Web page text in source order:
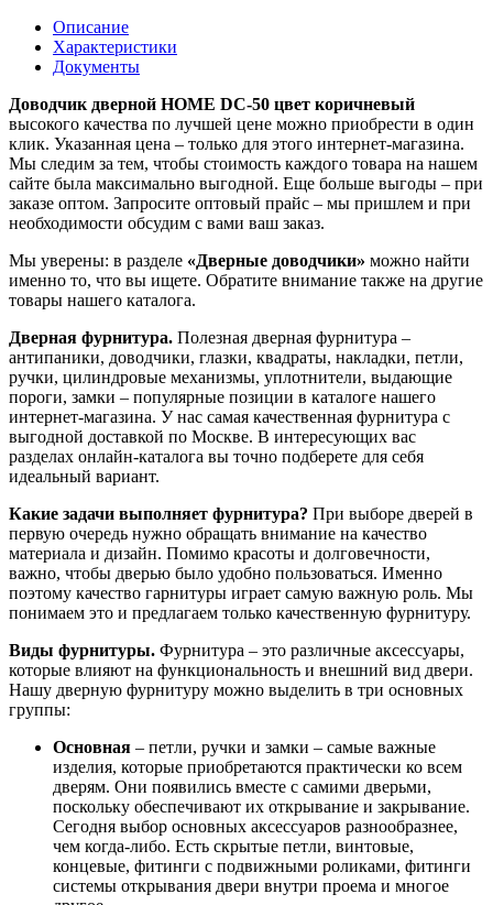
Описание
Характеристики
Документы
Доводчик дверной НОМЕ DC-50 цвет коричневый
высокого качества по лучшей цене можно приобрести в один
клик. Указанная цена – только для этого интернет-магазина.
Мы следим за тем, чтобы стоимость каждого товара на нашем
сайте была максимально выгодной. Еще больше выгоды – при
заказе оптом. Запросите оптовый прайс – мы пришлем и при
необходимости обсудим с вами ваш заказ.
Мы уверены: в разделе «Дверные доводчики» можно найти
именно то, что вы ищете. Обратите внимание также на другие
товары нашего каталога.
Дверная фурнитура. Полезная дверная фурнитура –
антипаники, доводчики, глазки, квадраты, накладки, петли,
ручки, цилиндровые механизмы, уплотнители, выдающие
пороги, замки – популярные позиции в каталоге нашего
интернет-магазина. У нас самая качественная фурнитура с
выгодной доставкой по Москве. В интересующих вас
разделах онлайн-каталога вы точно подберете для себя
идеальный вариант.
Какие задачи выполняет фурнитура? При выборе дверей в
первую очередь нужно обращать внимание на качество
материала и дизайн. Помимо красоты и долговечности,
важно, чтобы дверью было удобно пользоваться. Именно
поэтому качество гарнитуры играет самую важную роль. Мы
понимаем это и предлагаем только качественную фурнитуру.
Виды фурнитуры. Фурнитура – это различные аксессуары,
которые влияют на функциональность и внешний вид двери.
Нашу дверную фурнитуру можно выделить в три основных
группы:
Основная – петли, ручки и замки – самые важные
изделия, которые приобретаются практически ко всем
дверям. Они появились вместе с самими дверьми,
поскольку обеспечивают их открывание и закрывание.
Сегодня выбор основных аксессуаров разнообразнее,
чем когда-либо. Есть скрытые петли, винтовые,
концевые, фитинги с подвижными роликами, фитинги
системы открывания двери внутри проема и многое